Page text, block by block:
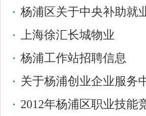
杨浦区关于中央补助就
上海徐汇长城物业
杨浦工作站招聘信息
关于杨浦创业企业服务
2012年杨浦区职业技能